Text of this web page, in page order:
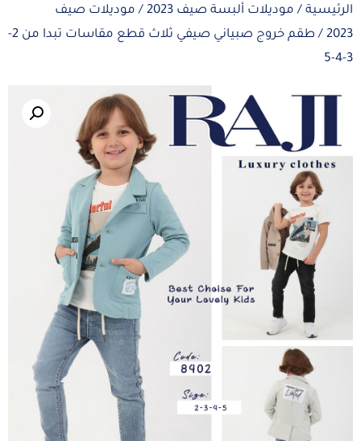
الرئيسية / موديلات ألبسة صيف 2023 / موديلات صيف
2023
/ طقم خروج صبياني صيفي ثلاث قطع مقاسات تبدا من 2-
3-4-5